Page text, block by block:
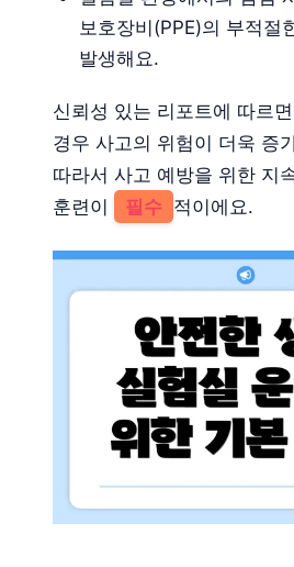
보호장비(PPE)의 부적절
발생해요.
신뢰성 있는 리포트에 따르
경우 사고의 위험이 더욱 증
따라서 사고 예방을 위한 지
훈련이
필수 적이에요.